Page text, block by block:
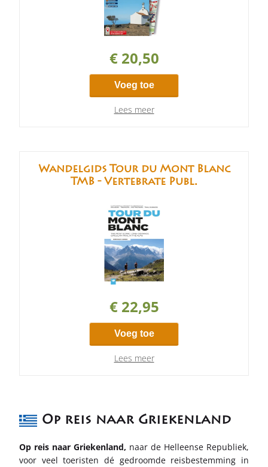
€ 20,50
Voeg toe
Lees meer
Wandelgids Tour du Mont Blanc
TMB - Vertebrate Publ.
€ 22,95
Voeg toe
Lees meer
Op reis naar Griekenland
Op reis naar Griekenland, naarde Helleense Republiek,
voor veel toeristen dé gedroomde reisbestemming in